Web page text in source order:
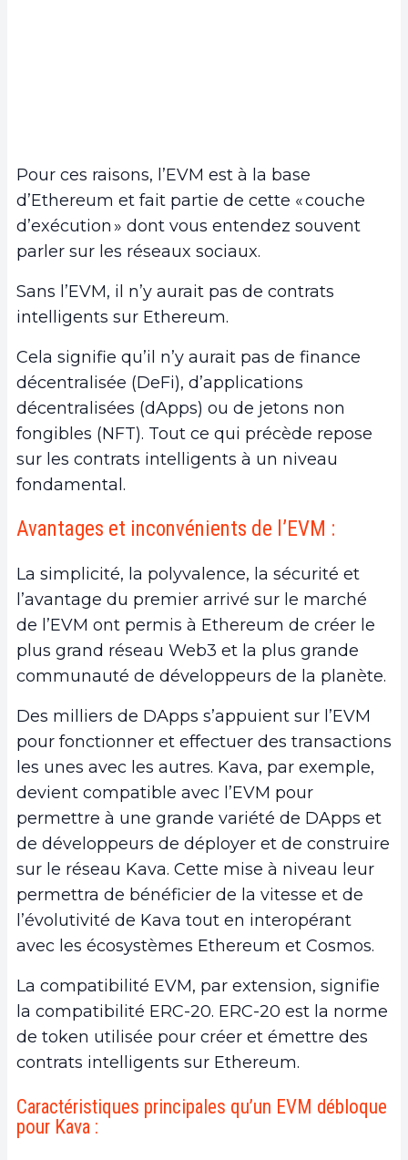
Pour ces raisons, l’EVM est à la base
d’Ethereum et fait partie de cette « couche
d’exécution » dont vous entendez souvent
parler sur les réseaux sociaux.
Sans l’EVM, il n’y aurait pas de contrats
intelligents sur Ethereum.
Cela signifie qu’il n’y aurait pas de finance
décentralisée (DeFi), d’applications
décentralisées (dApps) ou de jetons non
fongibles (NFT). Tout ce qui précède repose
sur les contrats intelligents à un niveau
fondamental.
Avantages et inconvénients de l’EVM :
La simplicité, la polyvalence, la sécurité et
l’avantage du premier arrivé sur le marché
de l’EVM ont permis à Ethereum de créer le
plus grand réseau Web3 et la plus grande
communauté de développeurs de la planète.
Des milliers de DApps s’appuient sur l’EVM
pour fonctionner et effectuer des transactions
les unes avec les autres. Kava, par exemple,
devient compatible avec l’EVM pour
permettre à une grande variété de DApps et
de développeurs de déployer et de construire
sur le réseau Kava. Cette mise à niveau leur
permettra de bénéficier de la vitesse et de
l’évolutivité de Kava tout en interopérant
avec les écosystèmes Ethereum et Cosmos.
La compatibilité EVM, par extension, signifie
la compatibilité ERC-20. ERC-20 est la norme
de token utilisée pour créer et émettre des
contrats intelligents sur Ethereum.
Caractéristiques principales qu’un EVM débloque
pour Kava :